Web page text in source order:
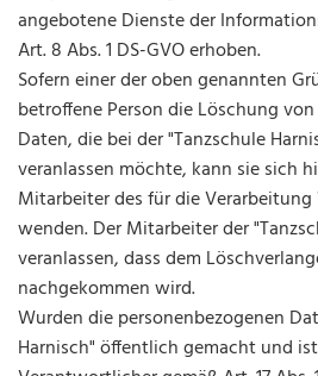
angebotene Dienste der
Art. 8 Abs. 1 DS-GVO erhoben.
Sofern einer der oben genannten
betroffene Person die Löschung
Daten, die bei der "Tanzschule
veranlassen möchte, kann sie sich
Mitarbeiter des für die
wenden. Der Mitarbeiter der
veranlassen, dass dem
nachgekommen wird.
Wurden die personenbezogenen
Harnisch" öffentlich gemacht und